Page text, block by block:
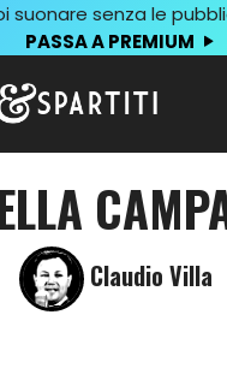
suonare senza le
PASSA A PREMIUM
Claudio Villa